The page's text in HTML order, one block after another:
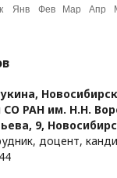
СО РАН им. Н.Н.
9,
доцент,